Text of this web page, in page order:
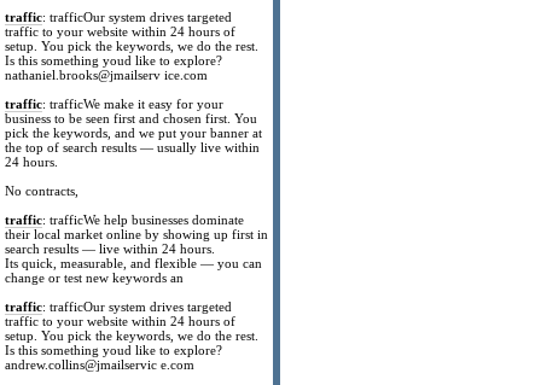
traffic: trafficOur system drives targeted
traffic to your website within 24 hours of
setup. You pick the keywords, we do the rest.
Is this something youd like to explore?
nathaniel.brooks@jmailserv ice.com
traffic: trafficWe make it easy for your
business to be seen first and chosen first. You
pick the keywords, and we put your banner at
the top of search results — usually live within
24 hours.
No contracts,
traffic: trafficWe help businesses dominate
their local market online by showing up first in
search results — live within 24 hours.
Its quick, measurable, and flexible — you can
change or test new keywords an
traffic: trafficOur system drives targeted
traffic to your website within 24 hours of
setup. You pick the keywords, we do the rest.
Is this something youd like to explore?
andrew.collins@jmailservic e.com